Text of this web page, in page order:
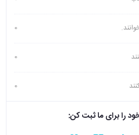
0
0
0
را برای ما ثبت کن: